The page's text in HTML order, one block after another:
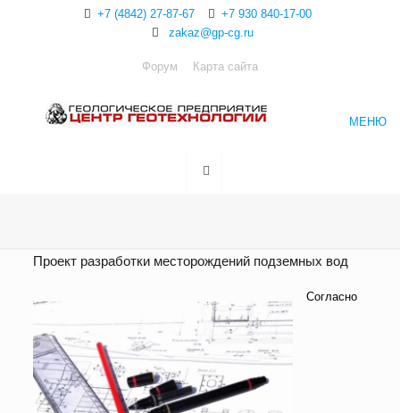
+7 (4842) 27-87-67
+7 930 840-17-00
zakaz@gp-cg.ru
Форум Карта сайта
МЕНЮ
Проект разработки месторождений подземных вод
Согласно